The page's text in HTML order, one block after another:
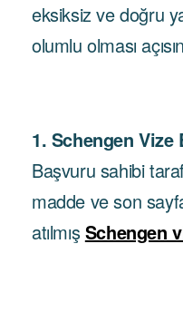
eksiksiz ve doğru
olumlu olması
1. Schengen
Başvuru sahibi
madde ve son
atılmışSchengen